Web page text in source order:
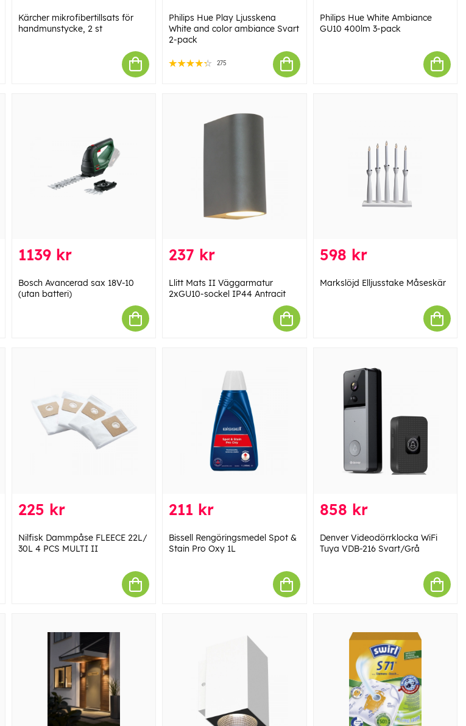
Kärcher mikrofibertillsats för
handmunstycke, 2 st
Philips Hue Play Ljusskena
White and color ambiance Svart
2-pack
275
Philips Hue White Ambiance
GU10 400lm 3-pack
1139 kr
Bosch Avancerad sax 18V-10
(utan batteri)
237 kr
Llitt Mats II Väggarmatur
2xGU10-sockel IP44 Antracit
598 kr
Markslöjd Elljusstake Måseskär
225 kr
Nilfisk Dammpåse FLEECE 22L/
30L 4 PCS MULTI II
211 kr
Bissell Rengöringsmedel Spot &
Stain Pro Oxy 1L
858 kr
Denver Videodörrklocka WiFi
Tuya VDB-216 Svart/Grå